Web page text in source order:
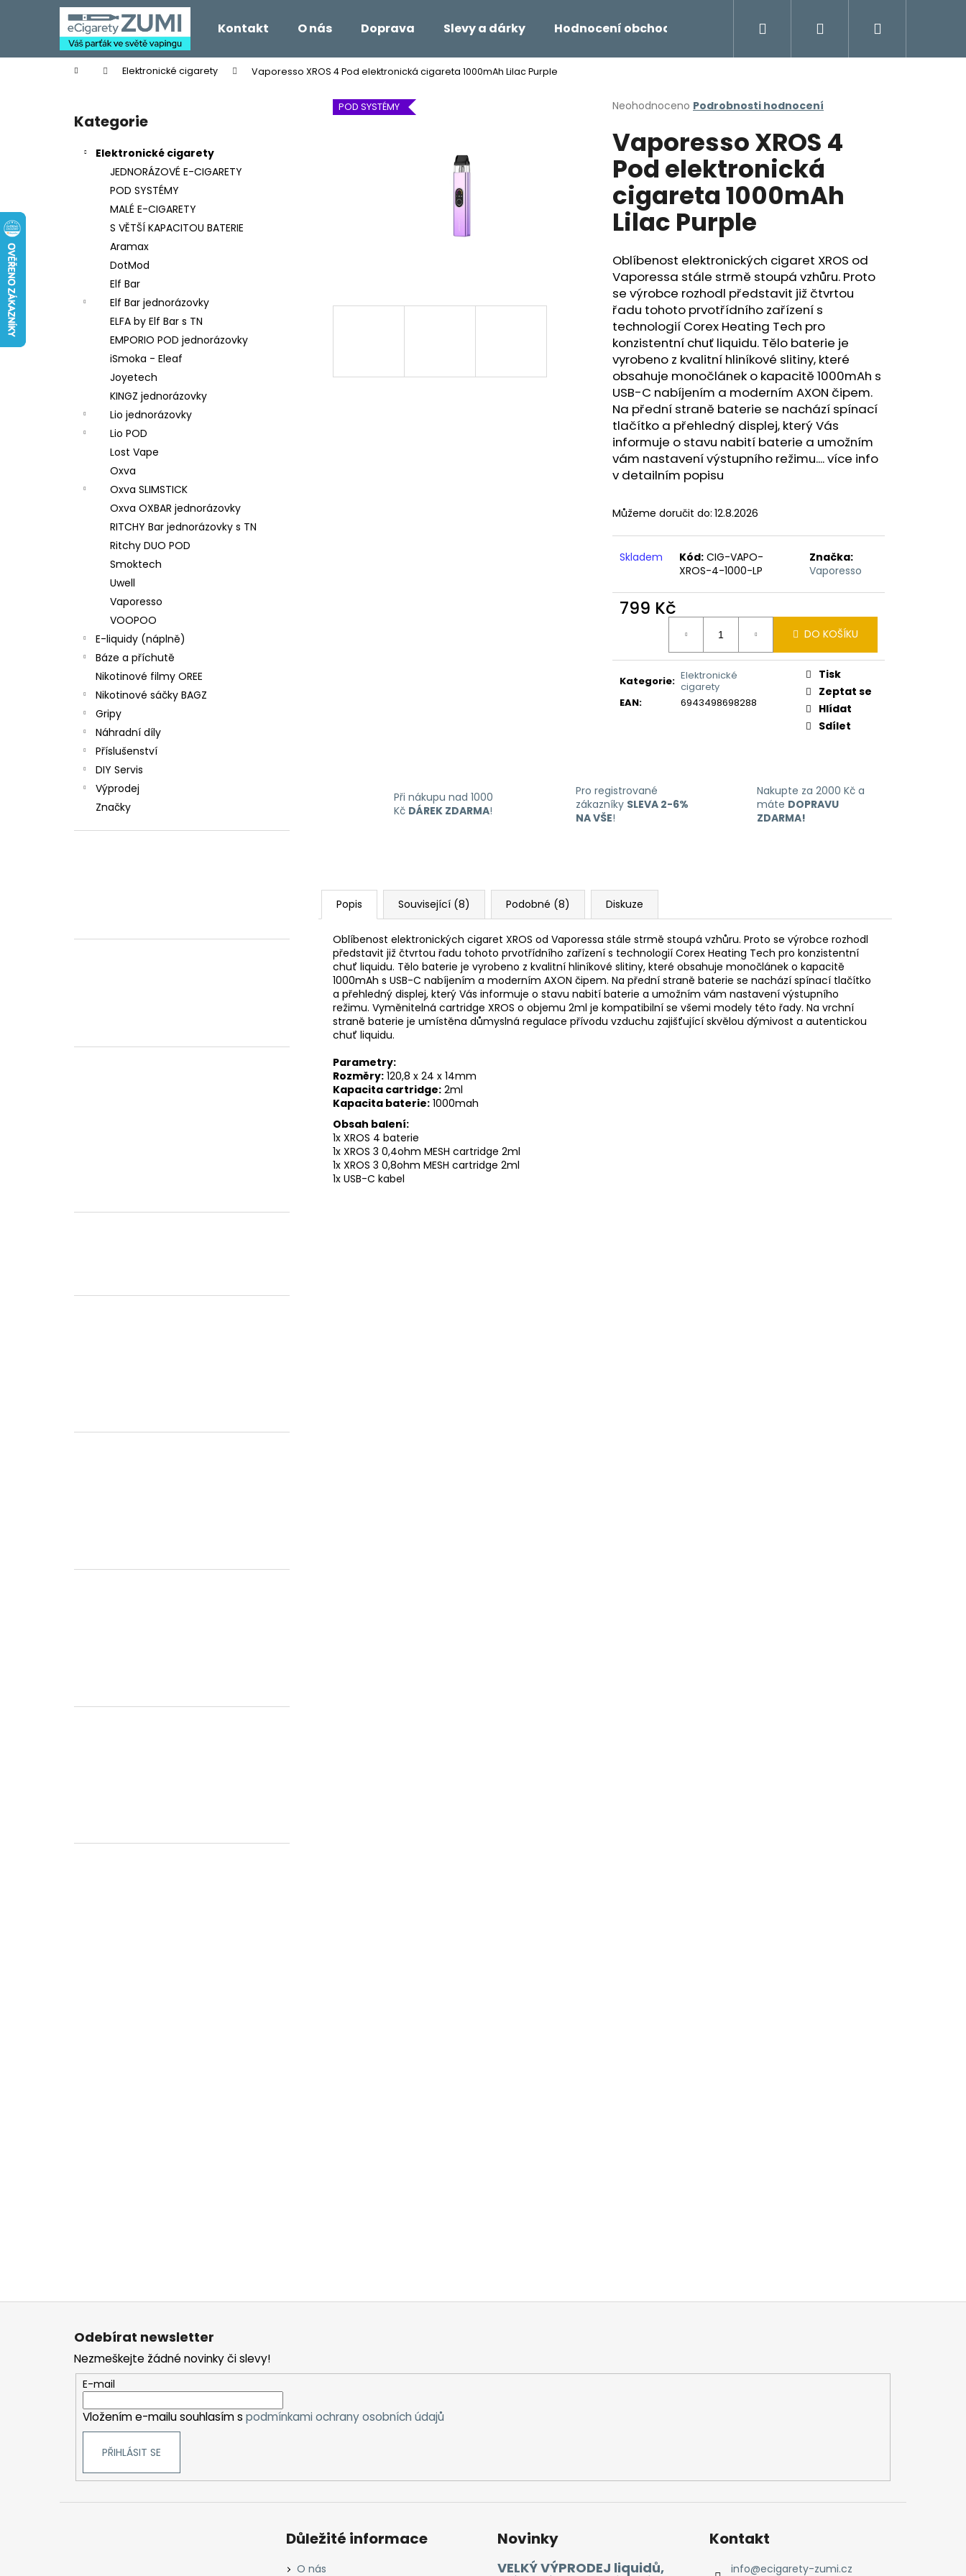
Kontakt O nás Doprava Slevy a dárky Hodnocení obchodu Napište námPřihlášení
Domů Elektronické cigarety Vaporesso XROS 4 Pod elektronická cigareta 1000mAh Lilac Purple
Přeskočit
kategorie
Kategorie
Elektronické cigarety
JEDNORÁZOVÉ E-CIGARETY
POD SYSTÉMY
MALÉ E-CIGARETY
S VĚTŠÍ KAPACITOU BATERIE
Aramax
DotMod
Elf Bar
Elf Bar jednorázovky
ELFA by Elf Bar s TN
EMPORIO POD jednorázovky
iSmoka - Eleaf
Joyetech
KINGZ jednorázovky
Lio jednorázovky
Lio POD
Lost Vape
Oxva
Oxva SLIMSTICK
Oxva OXBAR jednorázovky
RITCHY Bar jednorázovky s TN
Ritchy DUO POD
Smoktech
Uwell
Vaporesso
VOOPOO
E-liquidy (náplně)
Báze a příchutě
Nikotinové filmy OREE
Nikotinové sáčky BAGZ
Gripy
Náhradní díly
Příslušenství
DIY Servis
Výprodej
Značky
Průměrné
produktu
je
0,0
5
hvězdiček.
Neohodnoceno Podrobnosti hodnocení
Vaporesso XROS 4
Pod elektronická
cigareta 1000mAh
Lilac Purple
Oblíbenost elektronických cigaret XROS od
Vaporessa stále strmě stoupá vzhůru. Proto
se výrobce rozhodl představit již čtvrtou
řadu tohoto prvotřídního zařízení s
technologií Corex Heating Tech pro
konzistentní chuť liquidu. Tělo baterie je
vyrobeno z kvalitní hliníkové slitiny, které
obsahuje monočlánek o kapacitě 1000mAh s
USB-C nabíjením a moderním AXON čipem.
Na přední straně baterie se nachází spínací
tlačítko a přehledný displej, který Vás
informuje o stavu nabití baterie a umožním
vám nastavení výstupního režimu.... více info
v detailním popisu
Můžeme doručit do: 12.8.2026
Skladem Kód: CIG-VAPO-
XROS-4-1000-LP
Značka:
Vaporesso
799 Kč
DO KOŠÍKU
Kategorie: Elektronické
cigarety
EAN: 6943498698288
Tisk
Zeptat se
Hlídat
Sdílet
POD SYSTÉMY
Při nákupu nad 1000
Kč DÁREK ZDARMA!
Pro registrované
zákazníky SLEVA 2-6%
NA VŠE!
Nakupte za 2000 Kč a
máte DOPRAVU
ZDARMA!
Popis Související (8) Podobné (8) Diskuze
Oblíbenost elektronických cigaret XROS od Vaporessa stále strmě stoupá vzhůru. Proto se výrobce rozhodl
představit již čtvrtou řadu tohoto prvotřídního zařízení s technologií Corex Heating Tech pro konzistentní
chuť liquidu. Tělo baterie je vyrobeno z kvalitní hliníkové slitiny, které obsahuje monočlánek o kapacitě
1000mAh s USB-C nabíjením a moderním AXON čipem. Na přední straně baterie se nachází spínací tlačítko
a přehledný displej, který Vás informuje o stavu nabití baterie a umožním vám nastavení výstupního
režimu. Vyměnitelná cartridge XROS o objemu 2ml je kompatibilní se všemi modely této řady. Na vrchní
straně baterie je umístěna důmyslná regulace přívodu vzduchu zajišťující skvělou dýmivost a autentickou
chuť liquidu.
Parametry:
Rozměry: 120,8 x 24 x 14mm
Kapacita cartridge: 2ml
Kapacita baterie: 1000mah
Obsah balení:
1x XROS 4 baterie
1x XROS 3 0,4ohm MESH cartridge 2ml
1x XROS 3 0,8ohm MESH cartridge 2ml
1x USB-C kabel
í
Zpět
do
Zpět
do
Co potřebujete najít?
Doporučujeme
Následující
LIQUID ARAMAX 4PACK CIGAR
TOBACCO 4X10ML-18MG
558 Kč
LIQUID LIQUA AMERICAN BLEND 10ML-
6MG (AMERICKÝ MÍCHANÝ TABÁK)
Odebírat newsletter
Nezmeškejte žádné novinky či slevy!
E-mail
Vložením e-mailu souhlasím s podmínkami ochrany osobních údajů
PŘIHLÁSIT SE
Důležité informace
O nás
Novinky
VELKÝ VÝPRODEJ liquidů,
Kontakt
info@ecigarety-zumi.cz